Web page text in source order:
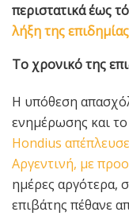
περιστατικά έως
λήξη της επιδημίας
Το χρονικό της
Η υπόθεση
ενημέρωσης και το
Hondius
Αργεντινή, με
ημέρες αργότερα,
επιβάτης πέθανε